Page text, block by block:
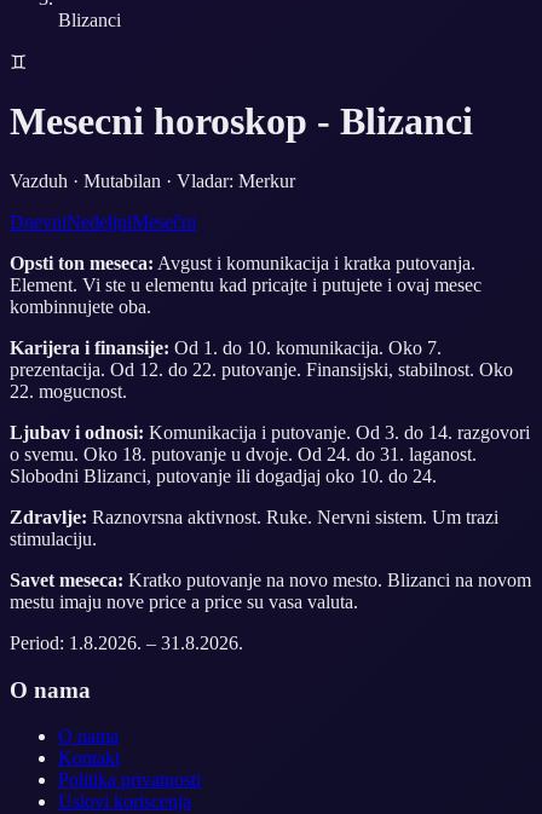
Blizanci
♊
Mesecni horoskop - Blizanci
Vazduh · Mutabilan · Vladar: Merkur
DnevniNedeljniMesečni
Opsti ton meseca: Avgust i komunikacija i kratka putovanja.
Element. Vi ste u elementu kad pricajte i putujete i ovaj mesec
kombinnujete oba.
Karijera i finansije: Od 1. do 10. komunikacija. Oko 7.
prezentacija. Od 12. do 22. putovanje. Finansijski, stabilnost. Oko
22. mogucnost.
Ljubav i odnosi: Komunikacija i putovanje. Od 3. do 14. razgovori
o svemu. Oko 18. putovanje u dvoje. Od 24. do 31. laganost.
Slobodni Blizanci, putovanje ili dogadjaj oko 10. do 24.
Zdravlje: Raznovrsna aktivnost. Ruke. Nervni sistem. Um trazi
stimulaciju.
Savet meseca: Kratko putovanje na novo mesto. Blizanci na novom
mestu imaju nove price a price su vasa valuta.
Period: 1.8.2026. – 31.8.2026.
O nama
O nama
Kontakt
Politika privatnosti
Uslovi koriscenja